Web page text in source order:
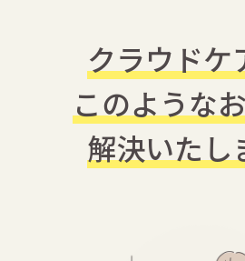
クラウドケ
このような
解決いたし